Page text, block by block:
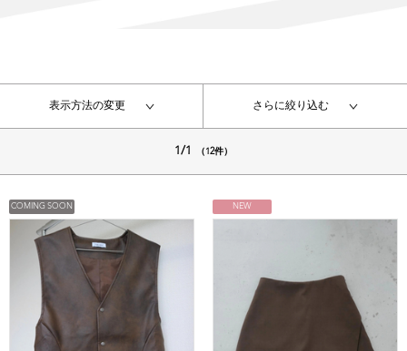
表示方法の変更 さらに絞り込む
1/1 （12件）
COMING SOON NEW